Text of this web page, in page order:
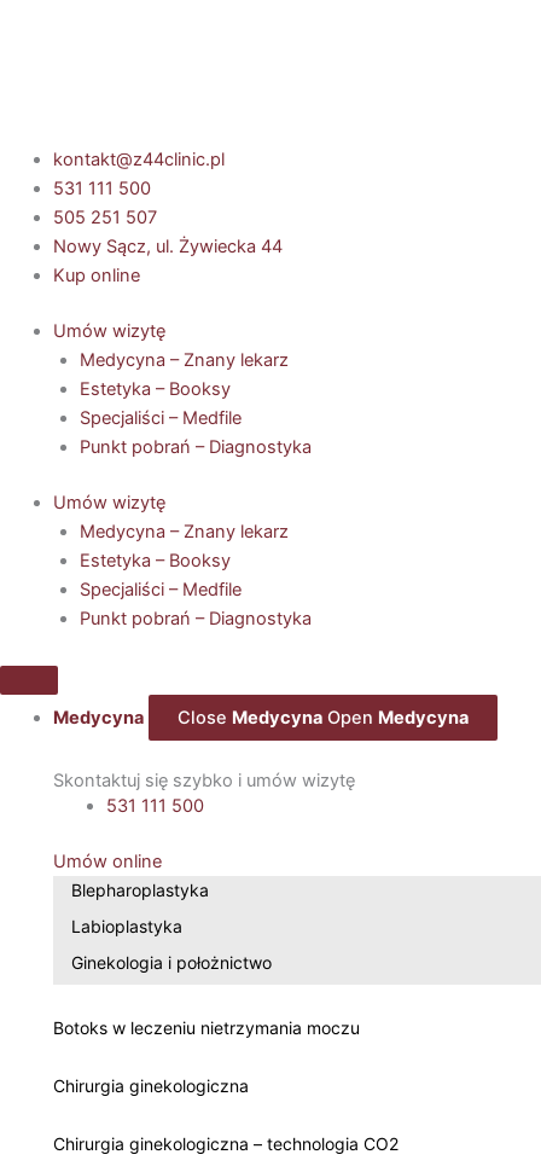
kontakt@z44clinic.pl
531 111 500
505 251 507
Nowy Sącz, ul. Żywiecka 44
Kup online
Umów wizytę
Medycyna – Znany lekarz
Estetyka – Booksy
Specjaliści – Medfile
Punkt pobrań – Diagnostyka
Umów wizytę
Medycyna – Znany lekarz
Estetyka – Booksy
Specjaliści – Medfile
Punkt pobrań – Diagnostyka
Medycyna Close Medycyna Open Medycyna
Skontaktuj się szybko i umów wizytę
531 111 500
Umów online
Blepharoplastyka
Labioplastyka
Ginekologia i położnictwo
Botoks w leczeniu nietrzymania moczu
Chirurgia ginekologiczna
Chirurgia ginekologiczna – technologia CO2